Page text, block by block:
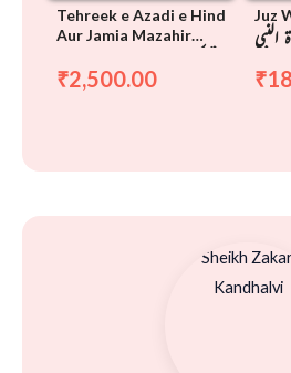
Tehreek e Azadi e Hind
Aur Jamia Mazahir
مظاہر علوم سہارنپور
₹2,500.00
Juz
النبي
₹